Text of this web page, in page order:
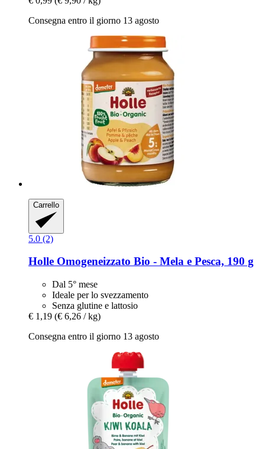
Consegna entro il giorno 13 agosto
Carrello
5.0 (2)
Holle Omogeneizzato Bio -​ Mela e Pesca, 190 g
Dal 5° mese
Ideale per lo svezzamento
Senza glutine e lattosio
€ 1,19 (€ 6,26 / kg)
Consegna entro il giorno 13 agosto